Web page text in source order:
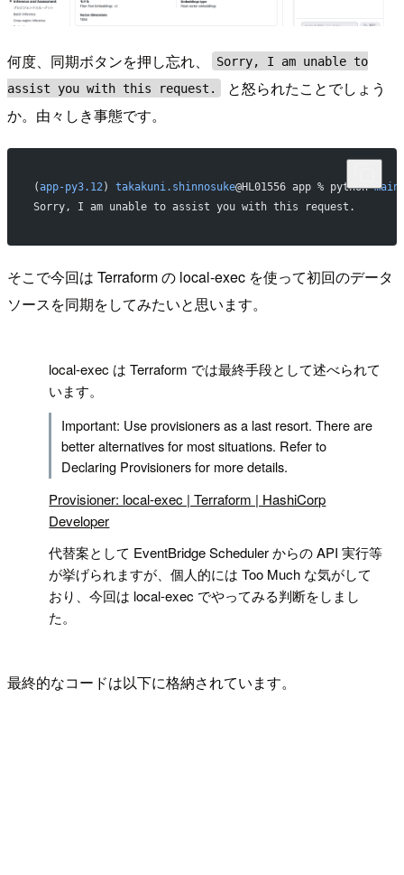
何度、同期ボタンを押し忘れ、
Sorry, I am unable to
assist you with this request.
と怒られたことでしょう
か。由々しき事態です。
(app-py3.12 ) takakuni.shinnosuke@HL01556 app % python
Sorry, I am unable to assist you with this request.
そこで今回は Terraform の local-exec を使って初回のデータ
ソースを同期をしてみたいと思います。
local-exec は Terraform では最終手段として述べられて
います。
Important: Use provisioners as a last resort. There are
better alternatives for most situations. Refer to
Declaring Provisioners for more details.
Provisioner: local-exec | Terraform | HashiCorp
Developer
代替案として EventBridge Scheduler からの API 実行等
が挙げられますが、個人的には Too Much な気がして
おり、今回は local-exec でやってみる判断をしまし
た。
最終的なコードは以下に格納されています。